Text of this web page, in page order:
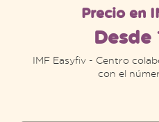
Precio en
Desde
IMF Easyfiv - Centro
con el